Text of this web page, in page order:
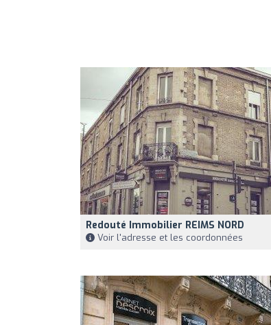
Redouté Immobilier REIMS NORD
Voir l'adresse et les coordonnées